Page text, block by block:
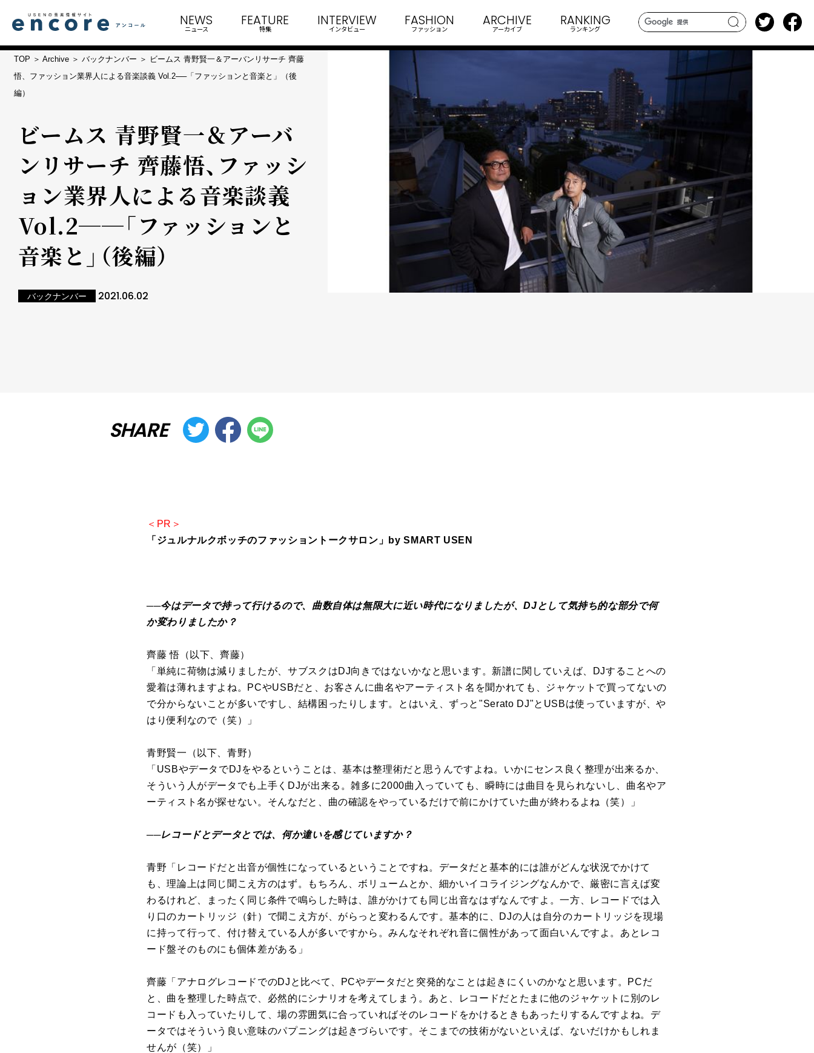
search
NEWS
ニュース
FEATURE
特集
INTERVIEW
インタビュー
FASHION
ファッション
ARCHIVE
アーカイブ
RANKING
ランキング
TOP Archive バックナンバー
ビームス 青野賢一＆アーバンリサーチ 齊藤
悟、ファッション業界人による音楽談義 Vol.2──「ファッションと音楽と」（後
編）
ビームス 青野賢一＆アーバ
ンリサーチ 齊藤悟、ファッシ
ョン業界人による音楽談義
Vol.2──「ファッションと
音楽と」（後編）
バックナンバー 2021.06.02
SHARE
＜PR＞
「ジュルナルクボッチのファッショントークサロン」by SMART USEN
──今はデータで持って行けるので、曲数自体は無限大に近い時代になりましたが、DJとして気持ち的な部分で何
か変わりましたか？
齊藤 悟（以下、齊藤）
「単純に荷物は減りましたが、サブスクはDJ向きではないかなと思います。新譜に関していえば、DJすることへの
愛着は薄れますよね。PCやUSBだと、お客さんに曲名やアーティスト名を聞かれても、ジャケットで買ってないの
で分からないことが多いですし、結構困ったりします。とはいえ、ずっと"Serato DJ"とUSBは使っていますが、や
はり便利なので（笑）」
青野賢一（以下、青野）
「USBやデータでDJをやるということは、基本は整理術だと思うんですよね。いかにセンス良く整理が出来るか、
そういう人がデータでも上手くDJが出来る。雑多に2000曲入っていても、瞬時には曲目を見られないし、曲名やア
ーティスト名が探せない。そんなだと、曲の確認をやっているだけで前にかけていた曲が終わるよね（笑）」
──レコードとデータとでは、何か違いを感じていますか？
青野「レコードだと出音が個性になっているということですね。データだと基本的には誰がどんな状況でかけて
も、理論上は同じ聞こえ方のはず。もちろん、ボリュームとか、細かいイコライジングなんかで、厳密に言えば変
わるけれど、まったく同じ条件で鳴らした時は、誰がかけても同じ出音なはずなんですよ。一方、レコードでは入
り口のカートリッジ（針）で聞こえ方が、がらっと変わるんです。基本的に、DJの人は自分のカートリッジを現場
に持って行って、付け替えている人が多いですから。みんなそれぞれ音に個性があって面白いんですよ。あとレコ
ード盤そのものにも個体差がある」
齊藤「アナログレコードでのDJと比べて、PCやデータだと突発的なことは起きにくいのかなと思います。PCだ
と、曲を整理した時点で、必然的にシナリオを考えてしまう。あと、レコードだとたまに他のジャケットに別のレ
コードも入っていたりして、場の雰囲気に合っていればそのレコードをかけるときもあったりするんですよね。デ
ータではそういう良い意味のパプニングは起きづらいです。そこまでの技術がないといえば、ないだけかもしれま
せんが（笑）」